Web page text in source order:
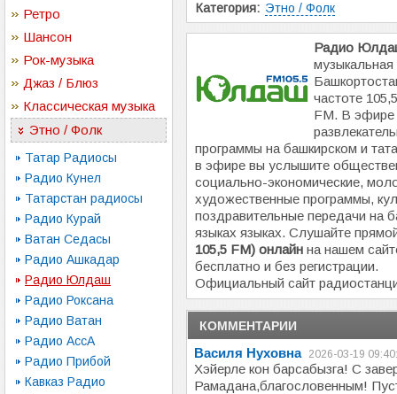
Ретро
Шансон
Рок-музыка
Джаз / Блюз
Классическая музыка
Этно / Фолк
Татар Радиосы
Радио Кунел
Татарстан радиосы
Радио Курай
Ватан Cедасы
Радио Ашкадар
Радио Юлдаш
Радио Роксана
Радио Ватан
Радио АссА
Радио Прибой
Кавказ Радио
Категория: Этно / Фолк
Радио
частоте
FM. В эфире
программы на башкирском и
в эфире вы услышите
социально-экономические,
художественные программы,
поздравительные передачи на
языках языках. Слушайте
105,5 FM) онлайн на нашем
бесплатно и без регистрации.
Официальный сайт
КОММЕНТАРИИ
Василя Нуховна 2026-03-19
Хэйерле кон барсабызга! С
Рамадана,благословенным!